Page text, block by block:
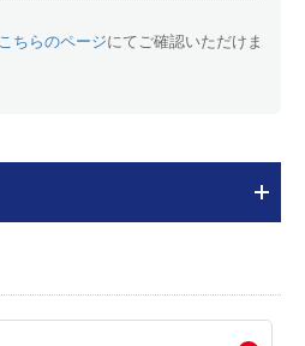
こちらのページにてご確認いただけま